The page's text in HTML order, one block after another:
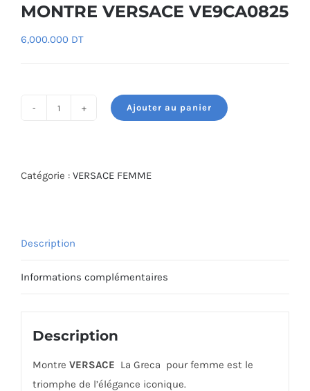
MONTRE VERSACE VE9CA0825
6,000.000 DT
VERSACE
Ajouter au panier
Catégorie : VERSACE FEMME
Description
Informations complémentaires
Description
Montre VERSACE La Greca pour femme est le
triomphe de l’élégance iconique.